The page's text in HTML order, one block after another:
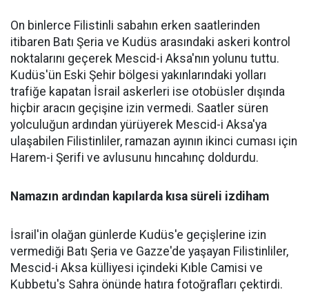
On binlerce Filistinli sabahın erken saatlerinden
itibaren Batı Şeria ve Kudüs arasındaki askeri kontrol
noktalarını geçerek Mescid-i Aksa'nın yolunu tuttu.
Kudüs'ün Eski Şehir bölgesi yakınlarındaki yolları
trafiğe kapatan İsrail askerleri ise otobüsler dışında
hiçbir aracın geçişine izin vermedi. Saatler süren
yolculuğun ardından yürüyerek Mescid-i Aksa'ya
ulaşabilen Filistinliler, ramazan ayının ikinci cuması için
Harem-i Şerifi ve avlusunu hıncahınç doldurdu.
Namazın ardından kapılarda kısa süreli izdiham
İsrail'in olağan günlerde Kudüs'e geçişlerine izin
vermediği Batı Şeria ve Gazze'de yaşayan Filistinliler,
Mescid-i Aksa külliyesi içindeki Kıble Camisi ve
Kubbetu's Sahra önünde hatıra fotoğrafları çektirdi.